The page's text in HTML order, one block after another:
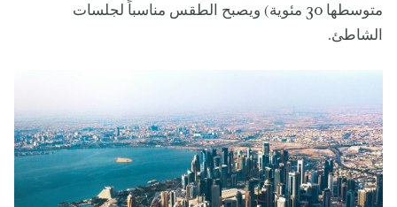
متوسطها 30 مئوية) ويصبح الطقس مناسباً لجلسات
الشاطئ.